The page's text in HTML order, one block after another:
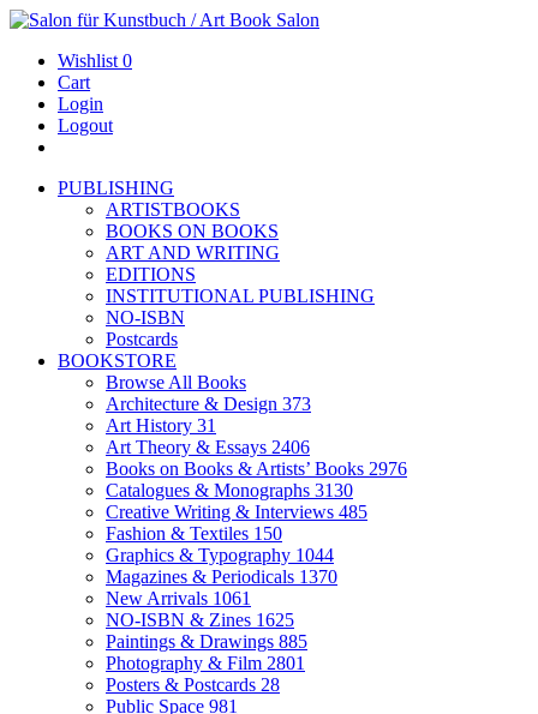
Wishlist 0
Cart
Login
Logout
PUBLISHING
ARTISTBOOKS
BOOKS ON BOOKS
ART AND WRITING
EDITIONS
INSTITUTIONAL PUBLISHING
NO-ISBN
Postcards
BOOKSTORE
Browse All Books
Architecture & Design 373
Art History 31
Art Theory & Essays 2406
Books on Books & Artists’ Books 2976
Catalogues & Monographs 3130
Creative Writing & Interviews 485
Fashion & Textiles 150
Graphics & Typography 1044
Magazines & Periodicals 1370
New Arrivals 1061
NO-ISBN & Zines 1625
Paintings & Drawings 885
Photography & Film 2801
Posters & Postcards 28
Public Space 981